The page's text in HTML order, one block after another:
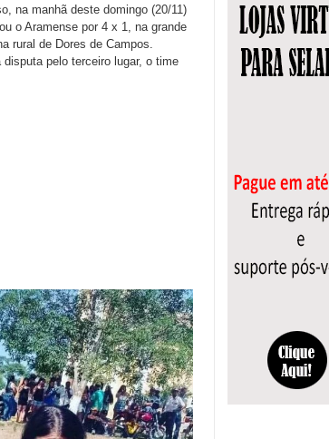
na manhã deste domingo (20/11)
o Aramense por 4 x 1, na grande
rural de Dores de Campos.
pelo terceiro lugar, o time